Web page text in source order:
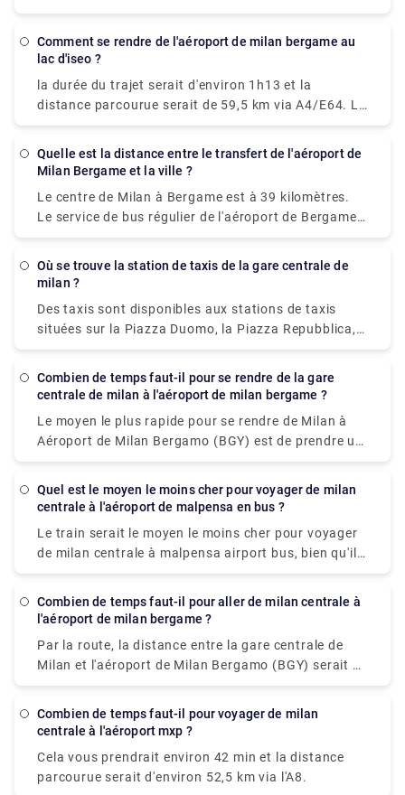
26 miles (42 km). Nous recevons 42 trains par jour
Comment se rendre de l'aéroport de milan bergame au
lac d'iseo ?
la durée du trajet serait d'environ 1h13 et la
distance parcourue serait de 59,5 km via A4/E64. La
durée du trajet en bus entre l'aéroport de Milan
et couvre une distance d'environ 46 km.
Quelle est la distance entre le transfert de l'aéroport de
Milan Bergame et la ville ?
Le centre de Milan à Bergame est à 39 kilomètres.
Le service de bus régulier de l'aéroport de Bergame
à Milan est le moins cher de tous. Vous pouvez
et prendre le train fréquent jusqu'à Milan. Le temps
des bus tous les jours.
Où se trouve la station de taxis de la gare centrale de
milan ?
Des taxis sont disponibles aux stations de taxis
situées sur la Piazza Duomo, la Piazza Repubblica,
la Piazza Duca D'Aosta, près de la gare Garibaldi, la
Fontana et le Largo Augusto.Pour appeler le service
Combien de temps faut-il pour se rendre de la gare
centrale de milan à l'aéroport de milan bergame ?
Le moyen le plus rapide pour se rendre de Milan à
Aéroport de Milan Bergamo (BGY) est de prendre un
taxi ce qui coûte €85 - €100 et prend 40 min. il y a
Piazza Luigi di Savoia et arrive à la gare routière de
Quel est le moyen le moins cher pour voyager de milan
centrale à l'aéroport de malpensa en bus ?
Le train serait le moyen le moins cher pour voyager
de milan centrale à malpensa airport bus, bien qu'il y
ait 6 façons d'aller de Milano Centrale Station à
voiture de luxe ou navette. Le Malpensa Express
toutes les 20 à 40 minutes. Cela vous a coûté
environ 15,63 $. le premier train est à 00h26.
Combien de temps faut-il pour aller de milan centrale à
l'aéroport de milan bergame ?
Par la route, la distance entre la gare centrale de
Milan et l'aéroport de Milan Bergamo (BGY) serait de
49 km. Il faut environ 37 min pour conduire de Gare
(BGY).
Combien de temps faut-il pour voyager de milan
centrale à l'aéroport mxp ?
Cela vous prendrait environ 42 min et la distance
parcourue serait d'environ 52,5 km via l'A8.